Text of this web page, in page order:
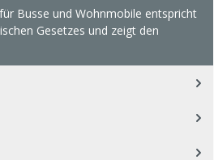
Busse und Wohnmobile entspricht
Gesetzes und zeigt den